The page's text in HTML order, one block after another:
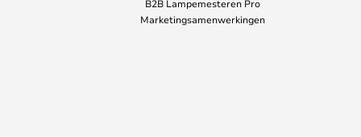
B2B Lampemesteren Pro
Marketingsamenwerkingen